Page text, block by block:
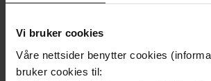
Vi bruker cookies
Våre nettsider benytter cookies
bruker cookies til: